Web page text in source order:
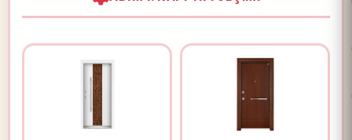
kodu yazın